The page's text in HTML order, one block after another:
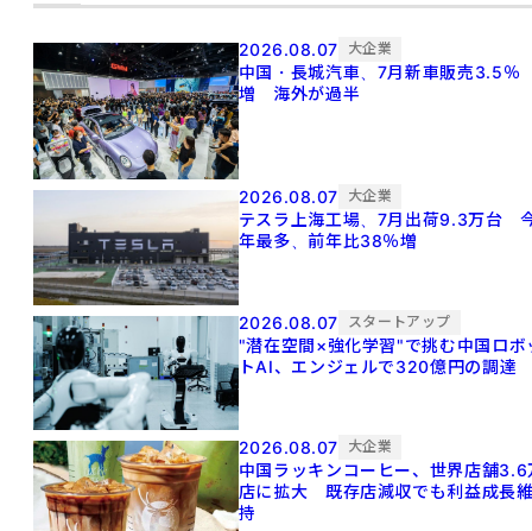
2026.08.07 大企業
中国・長城汽車、7月新車販売3.5％
増 海外が過半
2026.08.07 大企業
テスラ上海工場、7月出荷9.3万台
年最多、前年比38％増
2026.08.07 スタートアップ
"潜在空間×強化学習"で挑む中国ロボ
トAI、エンジェルで320億円の調達
2026.08.07 大企業
中国ラッキンコーヒー、世界店舗3.6
店に拡大 既存店減収でも利益成長
持